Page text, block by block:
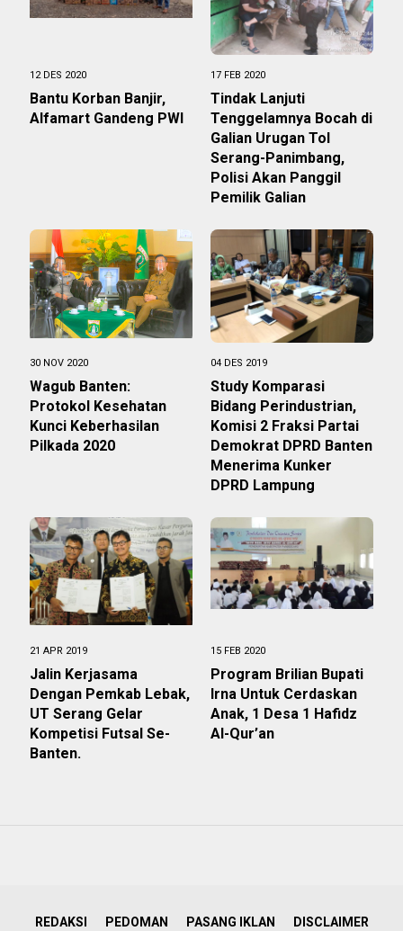
12 DES 2020
Bantu Korban Banjir,
Alfamart Gandeng PWI
17 FEB 2020
Tindak Lanjuti
Tenggelamnya Bocah di
Galian Urugan Tol
Serang-Panimbang,
Polisi Akan Panggil
Pemilik Galian
30 NOV 2020
Wagub Banten:
Protokol Kesehatan
Kunci Keberhasilan
Pilkada 2020
04 DES 2019
Study Komparasi
Bidang Perindustrian,
Komisi 2 Fraksi Partai
Demokrat DPRD Banten
Menerima Kunker
DPRD Lampung
21 APR 2019
Jalin Kerjasama
Dengan Pemkab Lebak,
UT Serang Gelar
Kompetisi Futsal Se-
Banten.
15 FEB 2020
Program Brilian Bupati
Irna Untuk Cerdaskan
Anak, 1 Desa 1 Hafidz
Al-Qur’an
REDAKSI PEDOMAN PASANG IKLAN DISCLAIMER